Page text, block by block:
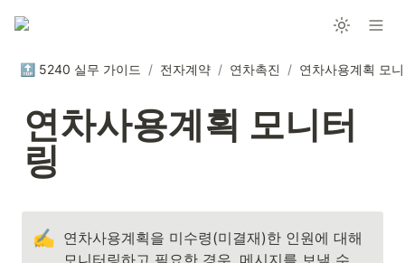
🔝 5240 실무 가이드 / 전자계약 / 연차촉진 / 연차사용계획 모
연차사용계획 모니터
링
✍️ 연차사용계획을 미수령(미결재)한 인원에 대해
모니터링하고 필요한 경우, 메시지를 보낼 수